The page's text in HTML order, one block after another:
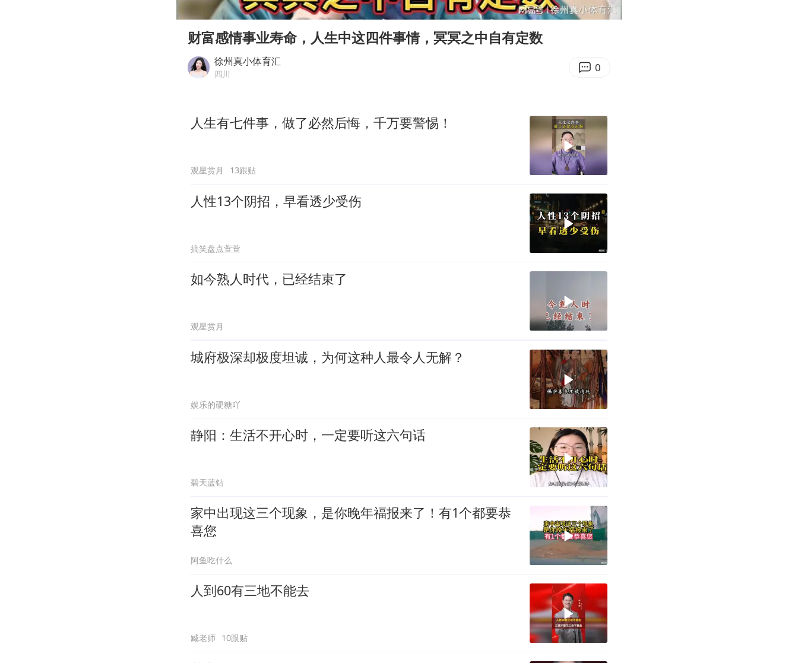
百花奖开幕式
国防部：坚决反制任何闹海挑衅图谋
东航：国内客票提前14天免费退改
胡彦斌获《歌手2026》歌王
Play
00:00 07:21
Enter
财富感情事业寿命，人生中这四件事情，冥冥之中自有定数
徐州真小体育汇
四川 0
人生有七件事，做了必然后悔，千万要警惕！
观星赏月 13跟贴
人性13个阴招，早看透少受伤
搞笑盘点萱萱
如今熟人时代，已经结束了
观星赏月
城府极深却极度坦诚，为何这种人最令人无解？
娱乐的硬糖吖
静阳：生活不开心时，一定要听这六句话
碧天蓝钻
家中出现这三个现象，是你晚年福报来了！有1个都要恭
喜您
阿鱼吃什么
人到60有三地不能去
臧老师 10跟贴